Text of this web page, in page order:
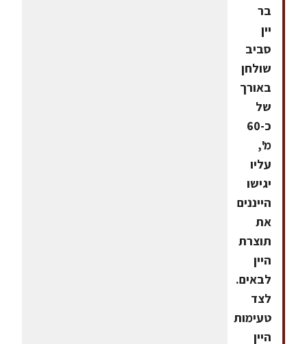
בר
יין
סביב
שולחן
באורך
של
כ-60
מ',
עליו
יגישו
הייננים
את
תוצרת
היין
לבאים.
לצד
טעימות
היין